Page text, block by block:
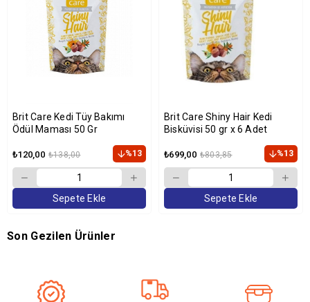
Brit Care Kedi Tüy Bakımı
Ödül Maması 50 Gr
₺120,00 ₺138,00 %13
Sepete Ekle
Brit Care Shiny Hair Kedi
Bisküvisi 50 gr x 6 Adet
₺699,00 ₺803,85 %13
Sepete Ekle
Son Gezilen Ürünler